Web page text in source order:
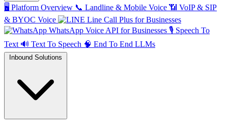
🖥️ Platform Overview 📞 Landline & Mobile Voice 📶 VoIP & SIP
& BYOC Voice
Line Call Plus for Businesses
WhatsApp Voice API for Businesses 🎙️ Speech To
Text 🔊 Text To Speech 🧠 End To End LLMs